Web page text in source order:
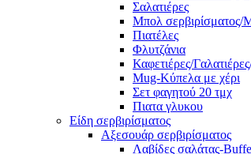
Σαλατιέρες
Μπολ σερβιρίσματος/
Πιατέλες
Φλυτζάνια
Καφετιέρες/
Mug-Κύπελα με χέρι
Σετ φαγητού 20 τμχ
Πιατα γλυκου
Είδη σερβιρίσματος
Αξεσουάρ σερβιρίσματος
Λαβίδες σαλάτας-